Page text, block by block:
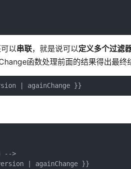
以串联，就是说可以定义多个过滤
函数处理前面的结果得出最终
| againChange }}
-->
| againChange }}